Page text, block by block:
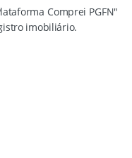
Comprei PGFN"
imobiliário.